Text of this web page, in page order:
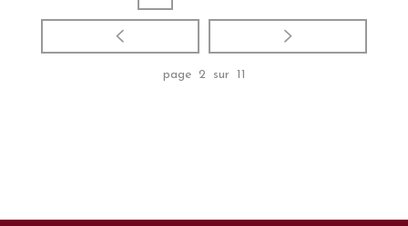
page 2 sur 11